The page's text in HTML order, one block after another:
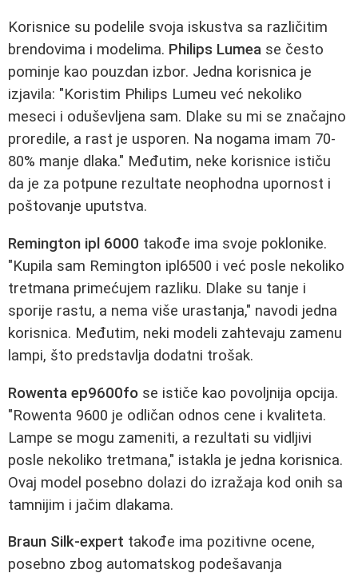
Korisnice su podelile svoja iskustva sa različitim
brendovima i modelima. Philips Lumea se često
pominje kao pouzdan izbor. Jedna korisnica je
izjavila: "Koristim Philips Lumeu već nekoliko
meseci i oduševljena sam. Dlake su mi se značajno
proredile, a rast je usporen. Na nogama imam 70-
80% manje dlaka." Međutim, neke korisnice ističu
da je za potpune rezultate neophodna upornost i
poštovanje uputstva.
Remington ipl 6000 takođe ima svoje poklonike.
"Kupila sam Remington ipl6500 i već posle nekoliko
tretmana primećujem razliku. Dlake su tanje i
sporije rastu, a nema više urastanja," navodi jedna
korisnica. Međutim, neki modeli zahtevaju zamenu
lampi, što predstavlja dodatni trošak.
Rowenta ep9600fo se ističe kao povoljnija opcija.
"Rowenta 9600 je odličan odnos cene i kvaliteta.
Lampe se mogu zameniti, a rezultati su vidljivi
posle nekoliko tretmana," istakla je jedna korisnica.
Ovaj model posebno dolazi do izražaja kod onih sa
tamnijim i jačim dlakama.
Braun Silk-expert takođe ima pozitivne ocene,
posebno zbog automatskog podešavanja